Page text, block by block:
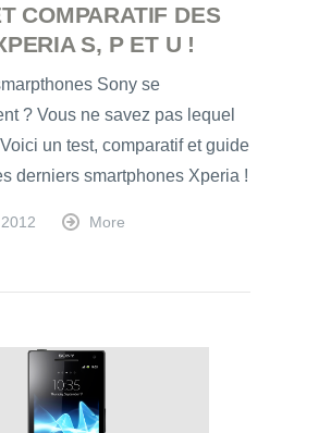
COMPARATIF DES
S, P ET U !
Sony se
? Vous ne savez pas lequel
un test, comparatif et guide
derniers smartphones Xperia !
More